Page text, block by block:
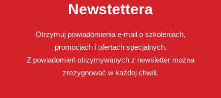
Newstettera
Otrzymuj powiadomienia e-mail o szkoleniach,
promocjach i ofertach specjalnych.
Z powiadomień otrzymywanych z newsletter można
zrezygnować w każdej chwili.